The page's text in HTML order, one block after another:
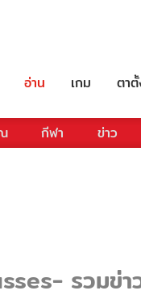
อ่าน เกม ตา
กีฬา ข่าว
รวมข่า